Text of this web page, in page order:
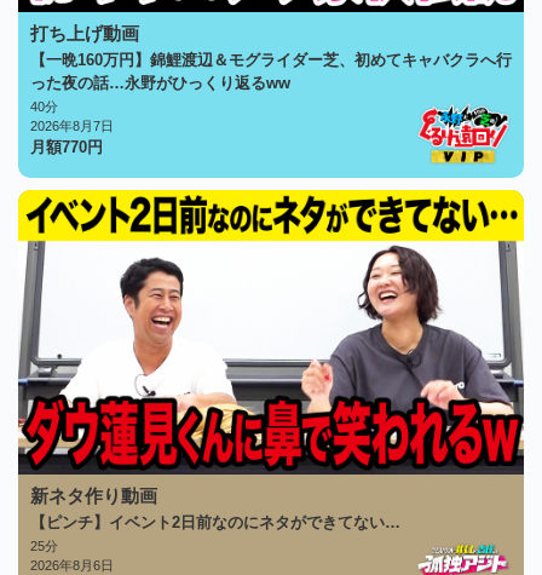
打ち上げ動画
【一晩160万円】錦鯉渡辺＆モグライダー芝、初めてキャバクラへ行
った夜の話…永野がひっくり返るww
40分
2026年8月7日
月額770円
新ネタ作り動画
【ピンチ】イベント2日前なのにネタができてない…
25分
2026年8月6日